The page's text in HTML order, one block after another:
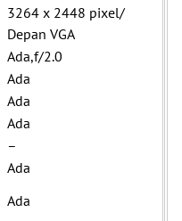
3264 x 2448 pixel/
Depan VGA
Ada,f/2.0
Ada
Ada
Ada
–
Ada
Ada